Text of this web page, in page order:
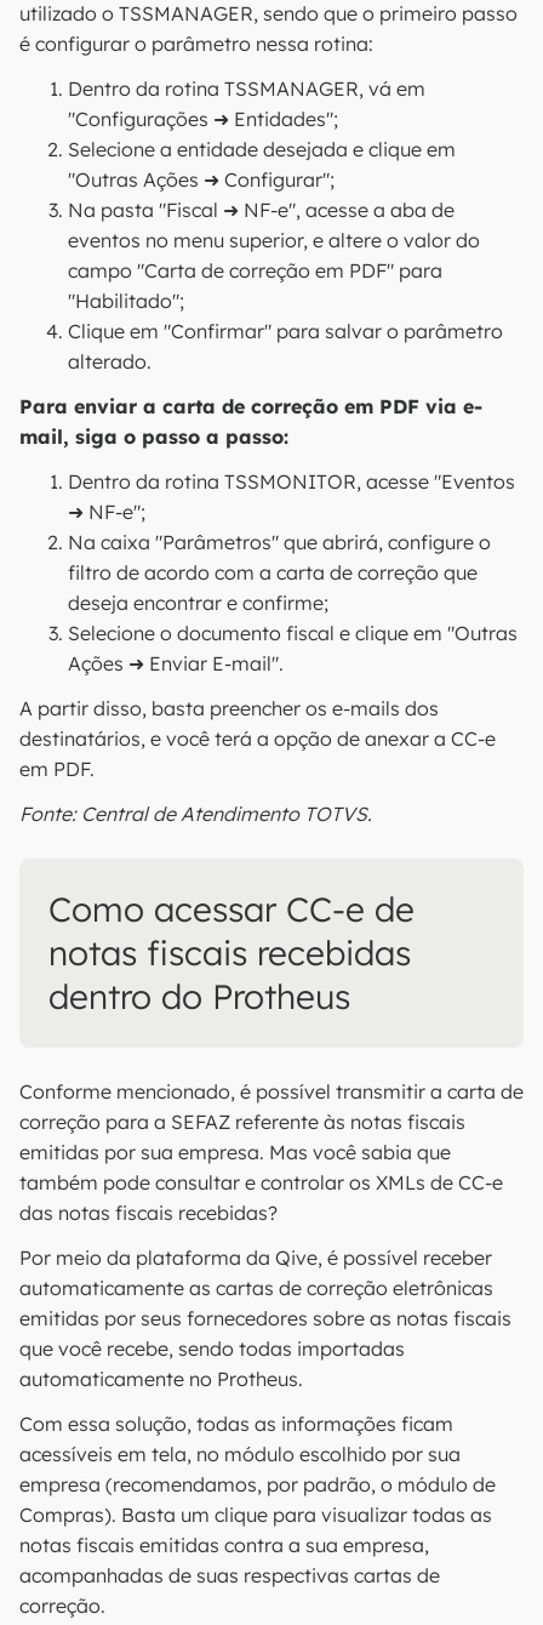
utilizado o TSSMANAGER, sendo que o primeiro passo
é configurar o parâmetro nessa rotina:
Dentro da rotina TSSMANAGER, vá em
"Configurações ➜ Entidades";
Selecione a entidade desejada e clique em
"Outras Ações ➜ Configurar";
Na pasta "Fiscal ➜ NF-e", acesse a aba de
eventos no menu superior, e altere o valor do
campo "Carta de correção em PDF" para
"Habilitado";
Clique em "Confirmar" para salvar o parâmetro
alterado.
Para enviar a carta de correção em PDF via e-
mail, siga o passo a passo:
Dentro da rotina TSSMONITOR, acesse "Eventos
➜ NF-e";
Na caixa "Parâmetros" que abrirá, configure o
filtro de acordo com a carta de correção que
deseja encontrar e confirme;
Selecione o documento fiscal e clique em "Outras
Ações ➜ Enviar E-mail".
A partir disso, basta preencher os e-mails dos
destinatários, e você terá a opção de anexar a CC-e
em PDF.
Fonte: Central de Atendimento TOTVS.
Como acessar CC-e de
notas fiscais recebidas
dentro do Protheus
Conforme mencionado, é possível transmitir a carta de
correção para a SEFAZ referente às notas fiscais
emitidas por sua empresa. Mas você sabia que
também pode consultar e controlar os XMLs de CC-e
das notas fiscais recebidas?
Por meio da plataforma da Qive, é possível receber
automaticamente as cartas de correção eletrônicas
emitidas por seus fornecedores sobre as notas fiscais
que você recebe, sendo todas importadas
automaticamente no Protheus.
Com essa solução, todas as informações ficam
acessíveis em tela, no módulo escolhido por sua
empresa (recomendamos, por padrão, o módulo de
Compras). Basta um clique para visualizar todas as
notas fiscais emitidas contra a sua empresa,
acompanhadas de suas respectivas cartas de
correção.